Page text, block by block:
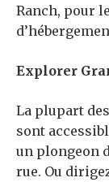
Ranch, pour
Explorer
La plupart
sont
un plongeon
rue. Ou